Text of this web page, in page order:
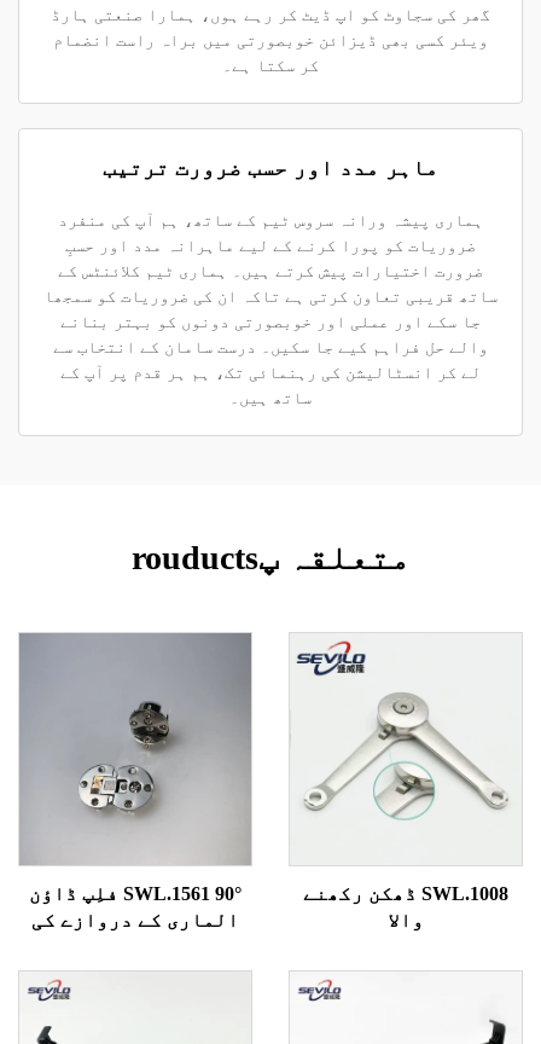
گھر کی سجاوٹ کو اپ ڈیٹ کر رہے ہوں، ہمارا صنعتی ہارڈ
ویئر کسی بھی ڈیزائن خوبصورتی میں براہ راست انضمام
کر سکتا ہے۔
ماہر مدد اور حسب ضرورت ترتیب
ہماری پیشہ ورانہ سروس ٹیم کے ساتھ، ہم آپ کی منفرد
ضروریات کو پورا کرنے کے لیے ماہرانہ مدد اور حسبِ
ضرورت اختیارات پیش کرتے ہیں۔ ہماری ٹیم کلائنٹس کے
ساتھ قریبی تعاون کرتی ہے تاکہ ان کی ضروریات کو سمجھا
جا سکے اور عملی اور خوبصورتی دونوں کو بہتر بنانے
والے حل فراہم کیے جا سکیں۔ درست سامان کے انتخاب سے
لے کر انسٹالیشن کی رہنمائی تک، ہم ہر قدم پر آپ کے
ساتھ ہیں۔
متعلقہ پrouducts
SWL.1008 ڈھکن رکھنے
والا
SWL.1561 90° فلِپ ڈاؤن
الماری کے دروازے کی